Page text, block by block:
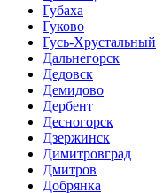
Губаха
Гуково
Гусь-Хрустальный
Дальнегорск
Дедовск
Демидово
Дербент
Десногорск
Дзержинск
Димитровград
Дмитров
Добрянка